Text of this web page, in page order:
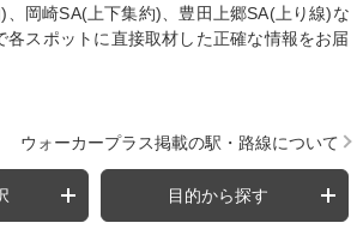
、岡崎SA(上下集約)、豊田上郷SA(上り線)な
各スポットに直接取材した正確な情報をお届
ウォーカープラス掲載の駅・路線について
目的から探す